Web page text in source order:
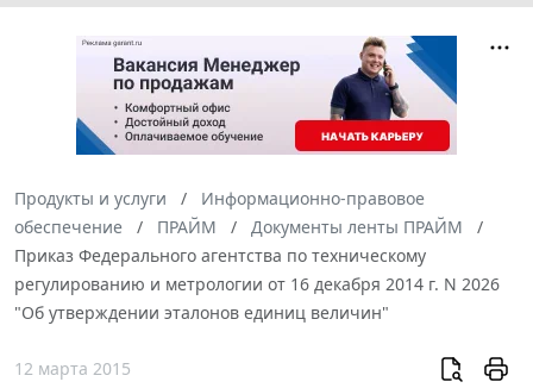
Продукты и услуги
Информационно-правовое
обеспечение
ПРАЙМ
Документы ленты ПРАЙМ
Приказ Федерального агентства по техническому
регулированию и метрологии от 16 декабря 2014 г. N 2026
"Об утверждении эталонов единиц величин"
12 марта 2015